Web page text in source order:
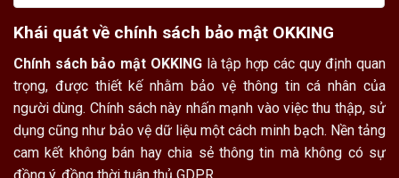
Khái quát về chính sách bảo mật OKKING
Chính sách bảo mật OKKINGlà tập hợp các quy định quan
trọng, được thiết kế nhằm bảo vệ thông tin cá nhân của
người dùng. Chính sách này nhấn mạnh vào việc thu thập, sử
dụng cũng như bảo vệ dữ liệu một cách minh bạch. Nền tảng
cam kết không bán hay chia sẻ thông tin mà không có sự